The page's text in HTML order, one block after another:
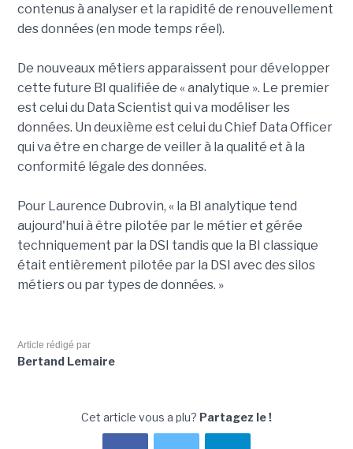
contenus à analyser et la rapidité de renouvellement
des données (en mode temps réel).
De nouveaux métiers apparaissent pour développer
cette future BI qualifiée de « analytique ». Le premier
est celui du Data Scientist qui va modéliser les
données. Un deuxième est celui du Chief Data Officer
qui va être en charge de veiller à la qualité et à la
conformité légale des données.
Pour Laurence Dubrovin, « la BI analytique tend
aujourd'hui à être pilotée par le métier et gérée
techniquement par la DSI tandis que la BI classique
était entièrement pilotée par la DSI avec des silos
métiers ou par types de données. »
Article rédigé par
Bertand Lemaire
Cet article vous a plu? Partagez le !